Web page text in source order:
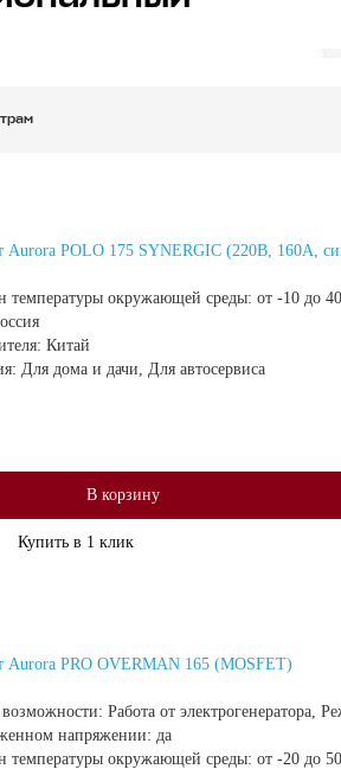
Aurora POLO 175 SYNERGIC (220В, 160А,
температуры окружающей среды: от -10 до
Китай
Для дома и дачи, Для автосервиса
В корзину
Купить в 1 клик
Aurora PRO OVERMAN 165 (MOSFET)
Работа от электрогенератора,
напряжении: да
температуры окружающей среды: от -20 до